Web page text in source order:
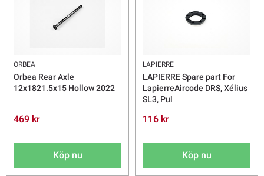
ORBEA
Orbea Rear Axle
12x1821.5x15 Hollow 2022
469 kr
Köp nu
LAPIERRE
LAPIERRE Spare part For
LapierreAircode DRS, Xélius
SL3, Pul
116 kr
Köp nu